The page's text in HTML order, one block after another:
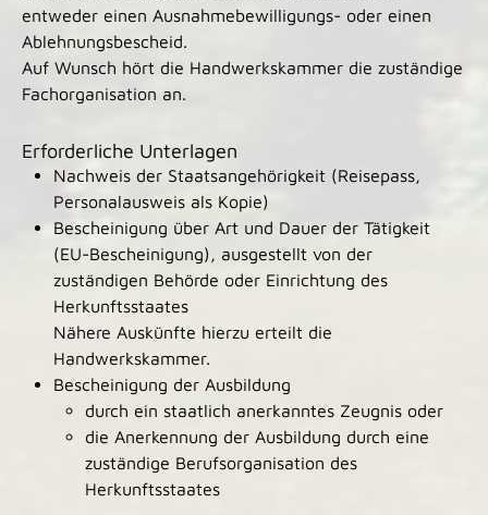
entweder einen Ausnahmebewilligungs- oder einen
Ablehnungsbescheid.
Auf Wunsch hört die Handwerkskammer die zuständige
Fachorganisation an.
Erforderliche Unterlagen
Nachweis der Staatsangehörigkeit (Reisepass,
Personalausweis als Kopie)
Bescheinigung über Art und Dauer der Tätigkeit
(EU-Bescheinigung), ausgestellt von der
zuständigen Behörde oder Einrichtung des
Herkunftsstaates
Nähere Auskünfte hierzu erteilt die
Handwerkskammer.
Bescheinigung der Ausbildung
durch ein staatlich anerkanntes Zeugnis oder
die Anerkennung der Ausbildung durch eine
zuständige Berufsorganisation des
Herkunftsstaates